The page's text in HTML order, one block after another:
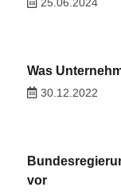
Was
30.12.2022
vor